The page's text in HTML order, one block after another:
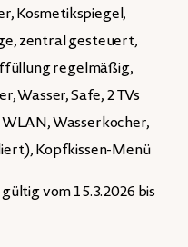
Kosmetikspiegel,
zentral gesteuert,
regelmäßig,
Wasser, Safe, 2 TVs
Wasserkocher,
Kopfkissen-Menü
vom 15.3.2026 bis